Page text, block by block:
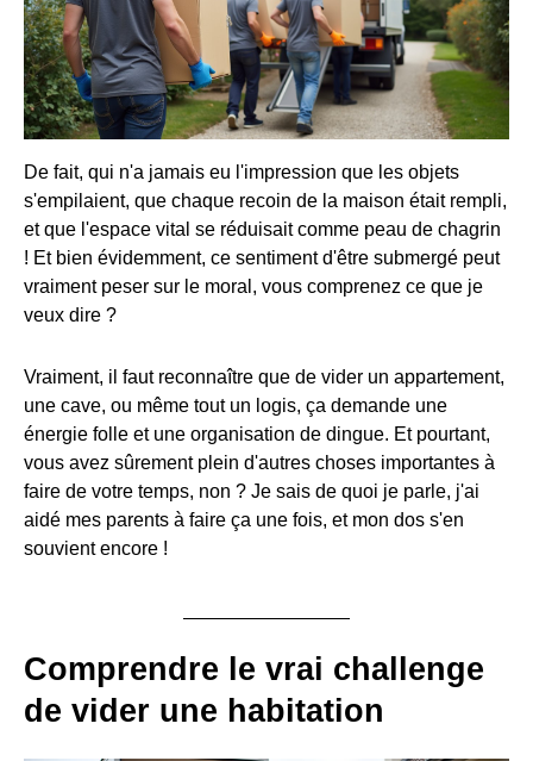
De fait, qui n'a jamais eu l'impression que les objets
s'empilaient, que chaque recoin de la maison était rempli,
et que l'espace vital se réduisait comme peau de chagrin
! Et bien évidemment, ce sentiment d'être submergé peut
vraiment peser sur le moral, vous comprenez ce que je
veux dire ?
Vraiment, il faut reconnaître que de vider un appartement,
une cave, ou même tout un logis, ça demande une
énergie folle et une organisation de dingue. Et pourtant,
vous avez sûrement plein d'autres choses importantes à
faire de votre temps, non ? Je sais de quoi je parle, j'ai
aidé mes parents à faire ça une fois, et mon dos s'en
souvient encore !
Comprendre le vrai challenge
de vider une habitation